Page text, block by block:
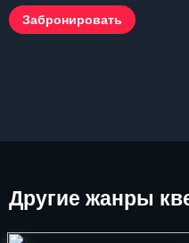
Забронировать
Другие жанры